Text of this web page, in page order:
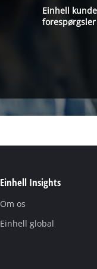
Einhell
Einhell Insights
Om os
Einhell global